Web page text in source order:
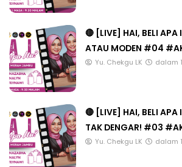
🔴 [LIVE] HAI, BELI APA
ATAU MODEN #04
Yu. Chekgu LK dalam
🔴 [LIVE] HAI, BELI APA
TAK DENGAR! #03
Yu. Chekgu LK dalam